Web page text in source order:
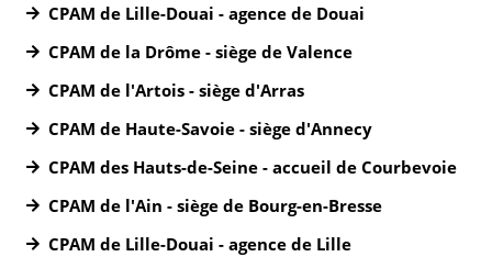
CPAM de Lille-Douai - agence de Douai
CPAM de la Drôme - siège de Valence
CPAM de l'Artois - siège d'Arras
CPAM de Haute-Savoie - siège d'Annecy
CPAM des Hauts-de-Seine - accueil de Courbevoie
CPAM de l'Ain - siège de Bourg-en-Bresse
CPAM de Lille-Douai - agence de Lille